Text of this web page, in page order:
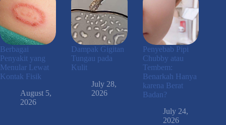
Berbagai
Penyakit yang
Menular Lewat
Kontak Fisik
August 5,
2026
Dampak Gigitan
Tungau pada
Kulit
July 28,
2026
Penyebab Pipi
Chubby atau
Tembem:
Benarkah Hanya
karena Berat
Badan?
July 24,
2026